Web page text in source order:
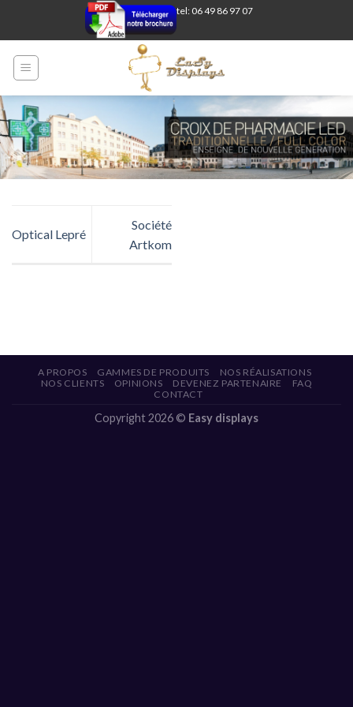
tel: 06 49 86 97 07
Optical Lepré
Société
Artkom
A PROPOS GAMMES DE PRODUITS
NOS RÉALISATIONS
NOS CLIENTS
OPINIONS DEVENEZ PARTENAIRE
FAQ
CONTACT
Copyright 2026 © Easy displays